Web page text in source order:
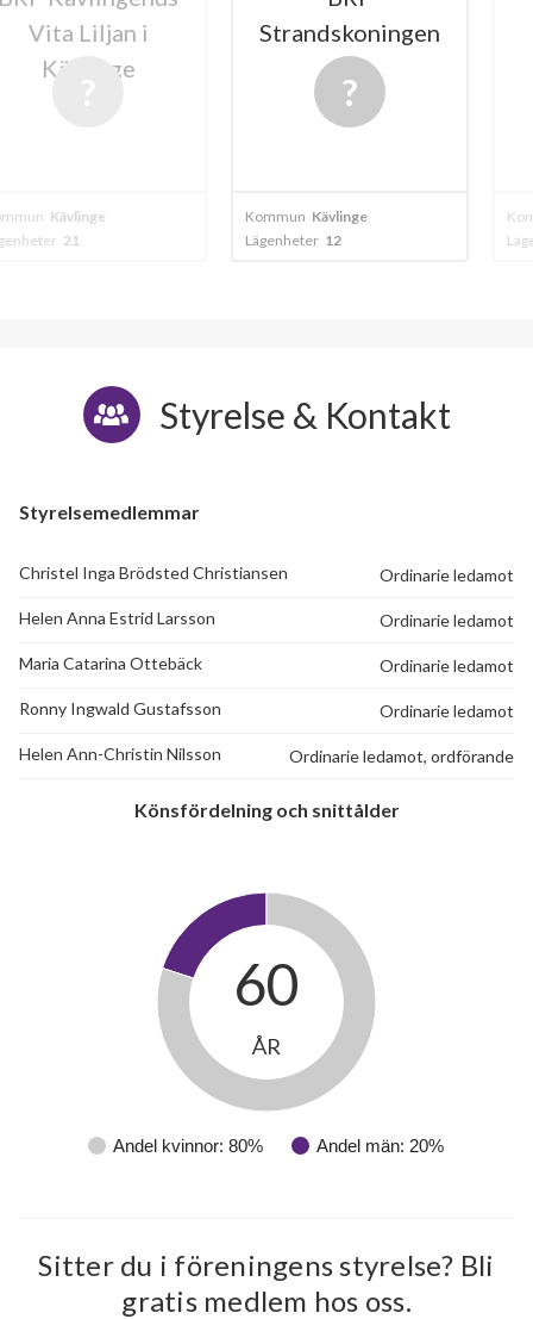
i
Strandskoningen
Kävlinge
12 171
Styrelse & Kontakt
Styrelsemedlemmar
Christel Inga Brödsted Christiansen Ordinarie ledamot
Helen Anna Estrid Larsson Ordinarie ledamot
Maria Catarina Ottebäck Ordinarie ledamot
Ronny Ingwald Gustafsson Ordinarie ledamot
Helen Ann-Christin Nilsson Ordinarie ledamot, ordförande
Könsfördelning och snittålder
Andel kvinnor: 80% Andel män: 20%
60
ÅR
Sitter du i föreningens styrelse? Bli
gratis medlem hos oss.